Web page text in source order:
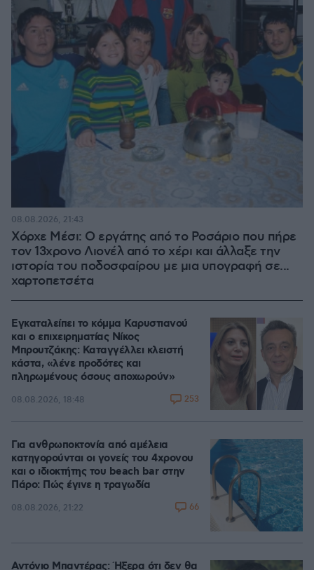
Χόρχε Μέσι: Ο εργάτης από το Ροσάριο που πήρε
τον 13χρονο Λιονέλ από το χέρι και άλλαξε την
ιστορία του ποδοσφαίρου με μια υπογραφή σε...
χαρτοπετσέτα
08.08.2026, 21:43
Εγκαταλείπει το κόμμα Καρυστιανού
και ο επιχειρηματίας Νίκος
Μπρουτζάκης: Καταγγέλλει κλειστή
κάστα, «λένε προδότες και
πληρωμένους όσους αποχωρούν»
08.08.2026, 18:48 253
Για ανθρωποκτονία από αμέλεια
κατηγορούνται οι γονείς του 4χρονου
και ο ιδιοκτήτης του beach bar στην
Πάρο: Πώς έγινε η τραγωδία
08.08.2026, 21:22 66
Αντόνιο Μπαντέρας: Ήξερα ότι δεν θα